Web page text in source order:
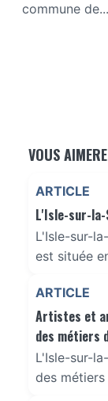
commune de...
VOUS
ARTICLE
L'Isle-sur-
L'Isle-sur-
est située
ARTICLE
Artistes et
des métiers
L'Isle-sur-
des